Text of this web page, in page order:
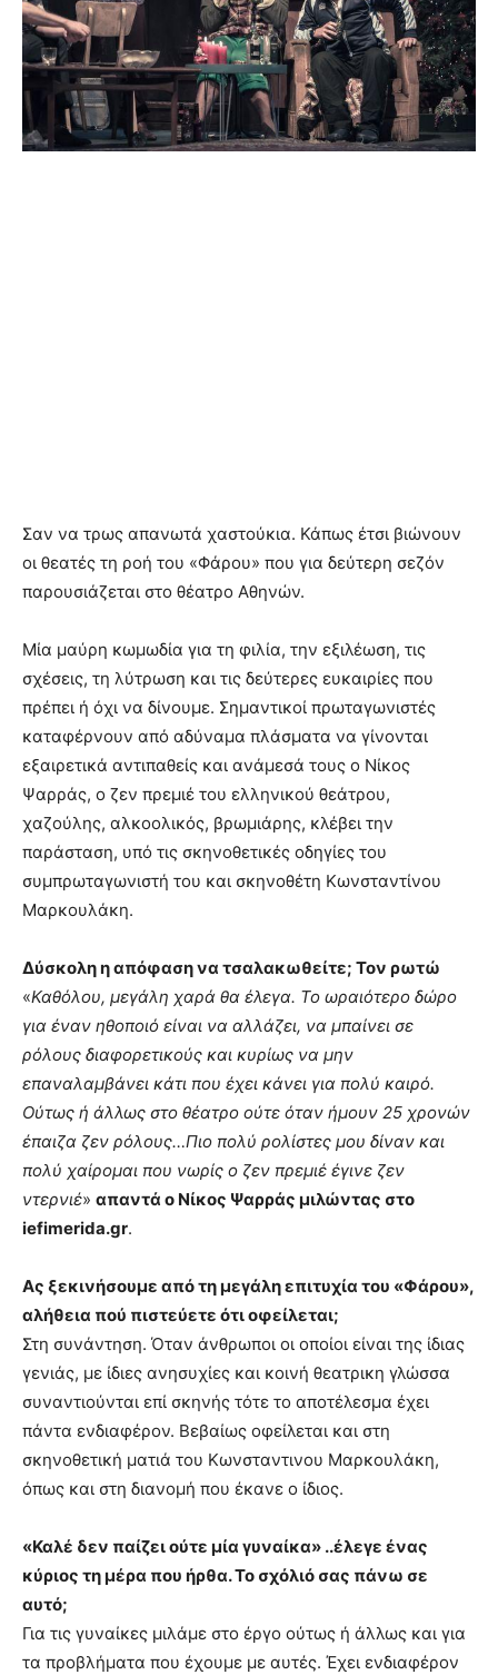
Σαν να τρως απανωτά χαστούκια. Κάπως έτσι βιώνουν
οι θεατές τη ροή του «Φάρου» που για δεύτερη σεζόν
παρουσιάζεται στο θέατρο Αθηνών.
Μία μαύρη κωμωδία για τη φιλία, την εξιλέωση, τις
σχέσεις, τη λύτρωση και τις δεύτερες ευκαιρίες που
πρέπει ή όχι να δίνουμε. Σημαντικοί πρωταγωνιστές
καταφέρνουν από αδύναμα πλάσματα να γίνονται
εξαιρετικά αντιπαθείς και ανάμεσά τους ο Νίκος
Ψαρράς, ο ζεν πρεμιέ του ελληνικού θεάτρου,
χαζούλης, αλκοολικός, βρωμιάρης, κλέβει την
παράσταση, υπό τις σκηνοθετικές οδηγίες του
συμπρωταγωνιστή του και σκηνοθέτη Κωνσταντίνου
Μαρκουλάκη.
Δύσκολη η απόφαση να τσαλακωθείτε; Τον ρωτώ
«Καθόλου, μεγάλη χαρά θα έλεγα. Το ωραιότερο δώρο
για έναν ηθοποιό είναι να αλλάζει, να μπαίνει σε
ρόλους διαφορετικούς και κυρίως να μην
επαναλαμβάνει κάτι που έχει κάνει για πολύ καιρό.
Ούτως ή άλλως στο θέατρο ούτε όταν ήμουν 25 χρονών
έπαιζα ζεν ρόλους…Πιο πολύ ρολίστες μου δίναν και
πολύ χαίρομαι που νωρίς ο ζεν πρεμιέ έγινε ζεν
ντερνιέ» απαντά ο Νίκος Ψαρράς μιλώντας στο
iefimerida.gr.
Aς ξεκινήσουμε από τη μεγάλη επιτυχία του «Φάρου»,
αλήθεια πού πιστεύετε ότι οφείλεται;
Στη συνάντηση. Όταν άνθρωποι οι οποίοι είναι της ίδιας
γενιάς, με ίδιες ανησυχίες και κοινή θεατρικη γλώσσα
συναντιούνται επί σκηνής τότε το αποτέλεσμα έχει
πάντα ενδιαφέρον. Βεβαίως οφείλεται και στη
σκηνοθετική ματιά του Κωνσταντινου Μαρκουλάκη,
όπως και στη διανομή που έκανε ο ίδιος.
«Καλέ δεν παίζει ούτε μία γυναίκα» ..έλεγε ένας
κύριος τη μέρα που ήρθα. Το σχόλιό σας πάνω σε
αυτό;
Για τις γυναίκες μιλάμε στο έργο ούτως ή άλλως και για
τα προβλήματα που έχουμε με αυτές. Έχει ενδιαφέρον